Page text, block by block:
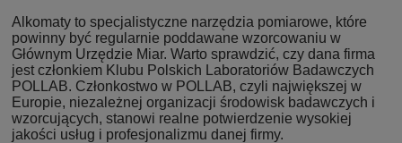
Alkomaty to specjalistyczne narzędzia pomiarowe, które
powinny być regularnie poddawane wzorcowaniu w
Głównym Urzędzie Miar. Warto sprawdzić, czy dana firma
jest członkiem Klubu Polskich Laboratoriów Badawczych
POLLAB. Członkostwo w POLLAB, czyli największej w
Europie, niezależnej organizacji środowisk badawczych i
wzorcujących, stanowi realne potwierdzenie wysokiej
jakości usług i profesjonalizmu danej firmy.